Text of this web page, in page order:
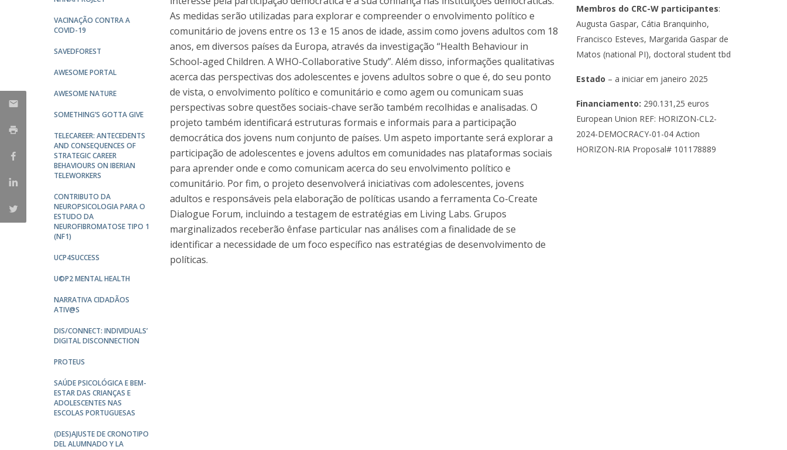
MYFCH Doutoramentos
Portuguesa
Católica Research Centre for Psychological, Family and
VACINAÇÃO CONTRA A
COVID-19
SAVEDFOREST
AWESOME PORTAL
AWESOME NATURE
SOMETHING’S GOTTA GIVE
TELECAREER: ANTECEDENTS
AND CONSEQUENCES OF
STRATEGIC CAREER
BEHAVIOURS ON IBERIAN
TELEWORKERS
CONTRIBUTO DA
NEUROPSICOLOGIA PARA O
ESTUDO DA
NEUROFIBROMATOSE TIPO 1
(NF1)
UCP4SUCCESS
U©P2 MENTAL HEALTH
NARRATIVA CIDADÃOS
ATIV@S
DIS/CONNECT: INDIVIDUALS’
DIGITAL DISCONNECTION
PROTEUS
SAÚDE PSICOLÓGICA E BEM-
ESTAR DAS CRIANÇAS E
ADOLESCENTES NAS
ESCOLAS PORTUGUESAS
(DES)AJUSTE DE CRONOTIPO
DEL ALUMNADO Y LA
As medidas serão utilizadas para explorar e compreender o envolvimento político e
comunitário de jovens entre os 13 e 15 anos de idade, assim como jovens adultos com 18
anos, em diversos países da Europa, através da investigação “Health Behaviour in
School-aged Children. A WHO-Collaborative Study”. Além disso, informações qualitativas
acerca das perspectivas dos adolescentes e jovens adultos sobre o que é, do seu ponto
de vista, o envolvimento político e comunitário e como agem ou comunicam suas
perspectivas sobre questões sociais-chave serão também recolhidas e analisadas. O
projeto também identificará estruturas formais e informais para a participação
democrática dos jovens num conjunto de países. Um aspeto importante será explorar a
participação de adolescentes e jovens adultos em comunidades nas plataformas sociais
para aprender onde e como comunicam acerca do seu envolvimento político e
comunitário. Por fim, o projeto desenvolverá iniciativas com adolescentes, jovens
adultos e responsáveis pela elaboração de políticas usando a ferramenta Co-Create
Dialogue Forum, incluindo a testagem de estratégias em Living Labs. Grupos
marginalizados receberão ênfase particular nas análises com a finalidade de se
identificar a necessidade de um foco específico nas estratégias de desenvolvimento de
políticas.
Membros do CRC-W participantes:
Augusta Gaspar, Cátia Branquinho,
Francisco Esteves, Margarida Gaspar de
Matos (national PI), doctoral student tbd
Estado – a iniciar em janeiro 2025
Financiamento: 290.131,25 euros
European Union REF: HORIZON-CL2-
2024-DEMOCRACY-01-04 Action
HORIZON-RIA Proposal# 101178889